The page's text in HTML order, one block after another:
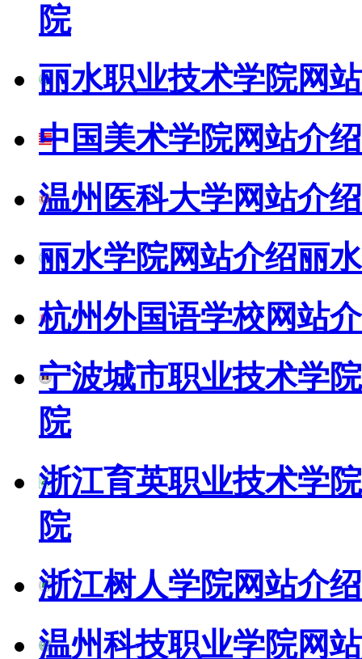
院
丽水职业技术学院网
中国美术学院网站介绍
温州医科大学网站介绍
丽水学院网站介绍丽
杭州外国语学校网站
宁波城市职业技术学
院
浙江育英职业技术学
院
浙江树人学院网站介绍
温州科技职业学院网